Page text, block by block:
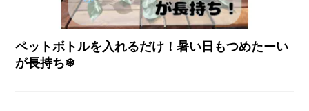
ペットボトルを入れるだけ！暑い日もつめたーい
が長持ち❄